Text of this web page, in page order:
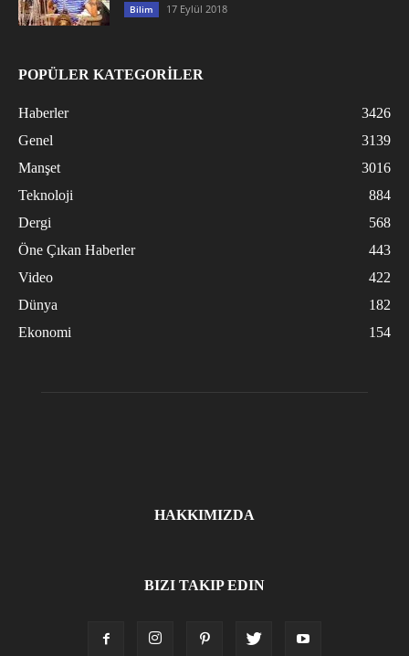
Bilim 17 Eylül 2018
POPÜLER KATEGORİLER
Haberler
3426
Genel
3139
Manşet
3016
Teknoloji
884
Dergi
568
Öne Çıkan Haberler
443
Video
422
Dünya
182
Ekonomi
154
HAKKIMIZDA
BIZI TAKIP EDIN